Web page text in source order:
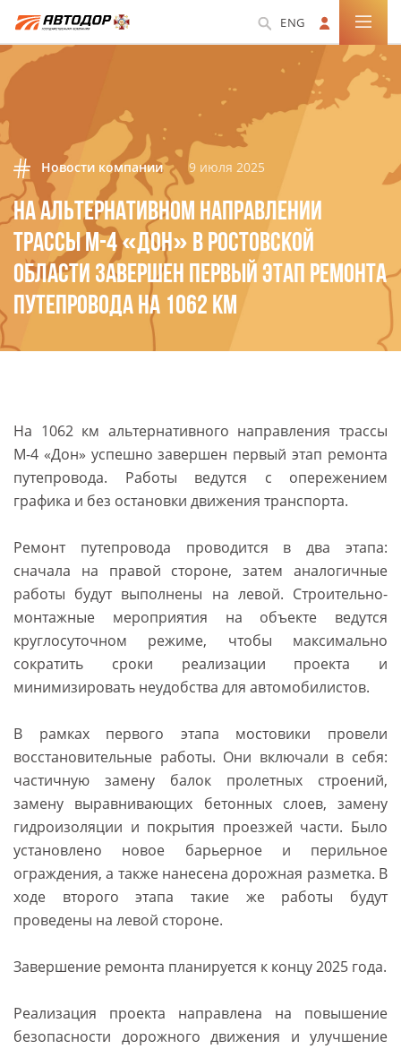
ENG
Новости компании 9 июля 2025
НА АЛЬТЕРНАТИВНОМ НАПРАВЛЕНИИ
ТРАССЫ М-4 «ДОН» В РОСТОВСКОЙ
ОБЛАСТИ ЗАВЕРШЕН ПЕРВЫЙ ЭТАП РЕМОНТА
ПУТЕПРОВОДА НА 1062 КМ
На 1062 км альтернативного направления трассы
М-4 «Дон» успешно завершен первый этап ремонта
путепровода. Работы ведутся с опережением
графика и без остановки движения транспорта.
Ремонт путепровода проводится в два этапа:
сначала на правой стороне, затем аналогичные
работы будут выполнены на левой. Строительно-
монтажные мероприятия на объекте ведутся
круглосуточном режиме, чтобы максимально
сократить сроки реализации проекта и
минимизировать неудобства для автомобилистов.
В рамках первого этапа мостовики провели
восстановительные работы. Они включали в себя:
частичную замену балок пролетных строений,
замену выравнивающих бетонных слоев, замену
гидроизоляции и покрытия проезжей части. Было
установлено новое барьерное и перильное
ограждения, а также нанесена дорожная разметка. В
ходе второго этапа такие же работы будут
проведены на левой стороне.
Завершение ремонта планируется к концу 2025 года.
Реализация проекта направлена на повышение
безопасности дорожного движения и улучшение